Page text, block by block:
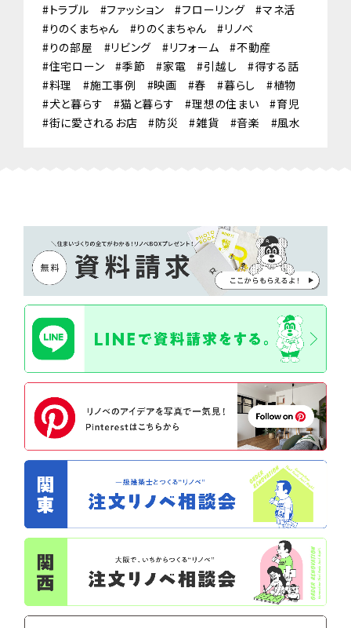
トラブル
ファッション フローリング
マネ活
りのくまちゃん
りのくまちゃん
リノベ
りの部屋
リビング リフォーム
不動産
住宅ローン
季節 家電 引越し
得する話
料理
施工事例 映画 春 暮らし
植物
犬と暮らす
猫と暮らす 理想の住まい
育児
街に愛されるお店
防災 雑貨 音楽 風水